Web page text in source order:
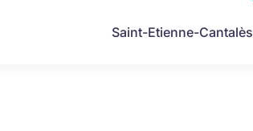
Saint-Etienne-Cantalès